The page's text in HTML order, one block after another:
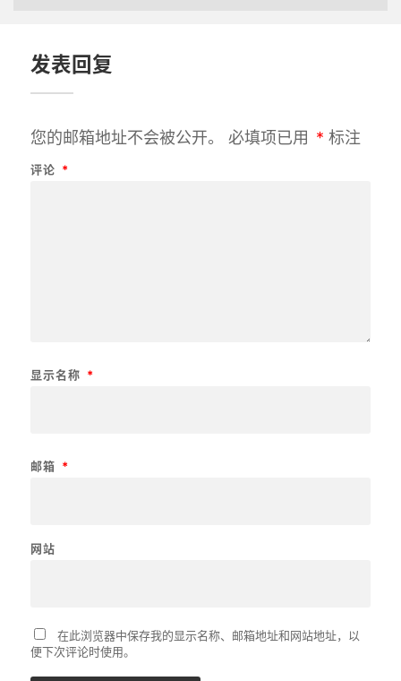
发表回复
您的邮箱地址不会被公开。 必填项已用 * 标注
评论 *
显示名称 *
邮箱 *
网站
在此浏览器中保存我的显示名称、邮箱地址和网站地址，以
便下次评论时使用。